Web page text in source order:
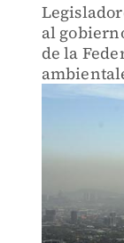
Legisladores
al
de la